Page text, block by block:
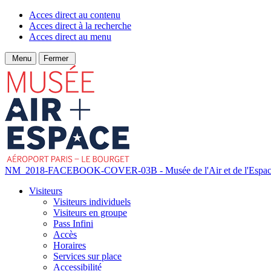
Acces direct au contenu
Acces direct à la recherche
Acces direct au menu
Menu Fermer
NM_2018-FACEBOOK-COVER-03B - Musée de l'Air et de
Visiteurs
Visiteurs individuels
Visiteurs en groupe
Pass Infini
Accès
Horaires
Services sur place
Accessibilité